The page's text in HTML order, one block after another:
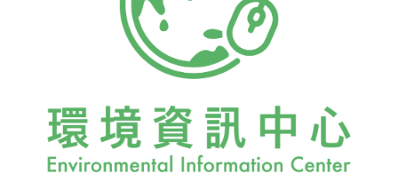
闢這片高麗菜田的老闆是誰，只知道有個叫「阿明」的男
子自稱受雇在田裡工作，他們5日沒看到「阿明」，也不
知道怎麼聯絡他。有美麗梯田景觀的水田部落，曾被譽為
是「台灣的不丹」，但這幾年接連有外地業者開發屬於山
種植，讓原本清新的山地部落瀰漫刺鼻農藥，坡地地形也
大幅改變，幾場大雨過後恐怕會出現土石流。